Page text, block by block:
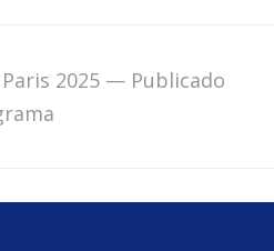
2025 — Publicado